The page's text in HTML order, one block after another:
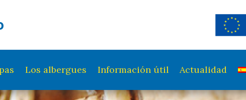
Los albergues Información útil Actualidad